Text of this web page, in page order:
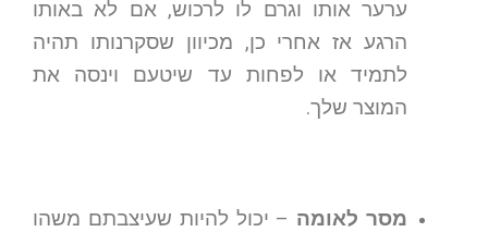
ערער אותו וגרם לו לרכוש, אם לא באותו
הרגע אז אחרי כן, מכיוון שסקרנותו תהיה
לתמיד או לפחות עד שיטעם וינסה את
המוצר שלך.
מסר לאומה – יכול להיות שעיצבתם משהו